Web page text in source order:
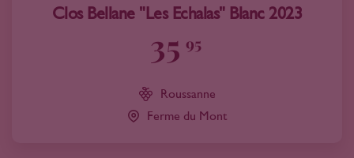
Clos Bellane "Les Echalas" Blanc 2023
35 95
Roussanne
Ferme du Mont